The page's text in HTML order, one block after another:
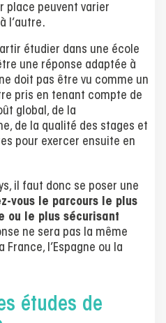
place peuvent varier
l’autre.
étudier dans une école
une réponse adaptée à
doit pas être vu comme un
pris en tenant compte de
global, de la
de la qualité des stages et
pour exercer ensuite en
il faut donc se poser une
vous le parcours le plus
ou le plus sécurisant
ne sera pas la même
l’Espagne ou la
études de